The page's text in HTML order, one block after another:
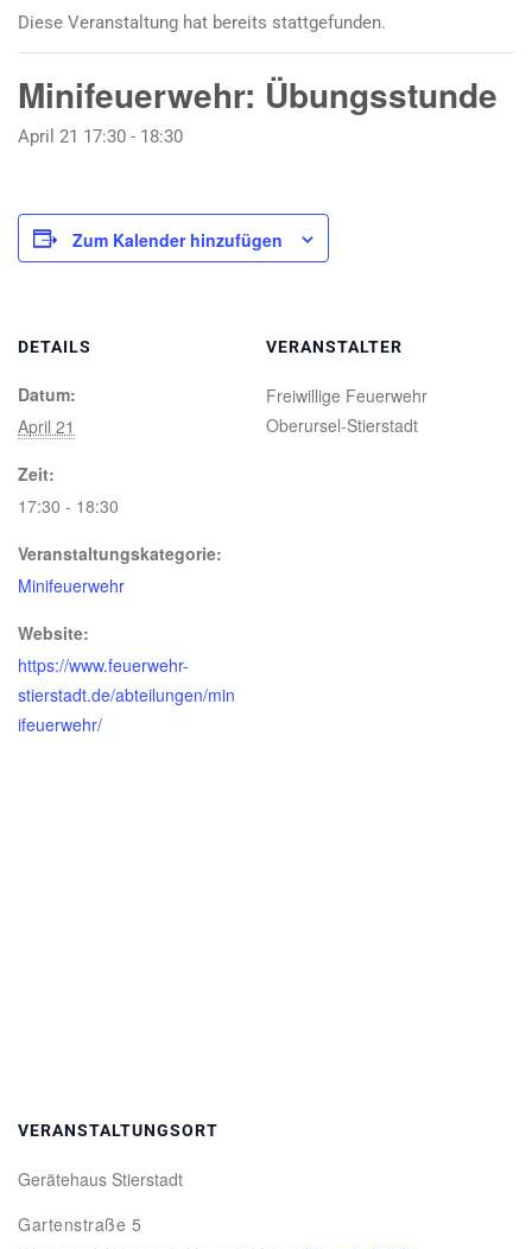
Diese Veranstaltung hat bereits stattgefunden.
Minifeuerwehr: Übungsstunde
April 21 17:30 - 18:30
Zum Kalender hinzufügen
DETAILS
Datum:
April 21
Zeit:
17:30 - 18:30
Veranstaltungskategorie:
Minifeuerwehr
Website:
https://www.feuerwehr-
stierstadt.de/abteilungen/min
ifeuerwehr/
VERANSTALTER
Freiwillige Feuerwehr
Oberursel-Stierstadt
VERANSTALTUNGSORT
Gerätehaus Stierstadt
Gartenstraße 5